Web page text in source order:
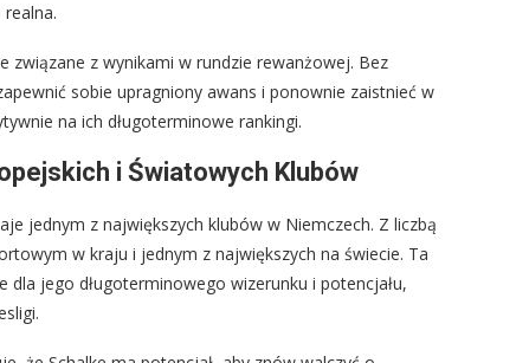
związane z wynikami w rundzie rewanżowej. Bez
sobie upragniony awans i ponownie zaistnieć w
na ich długoterminowe rankingi.
i Światowych Klubów
jednym z największych klubów w Niemczech. Z liczbą
w kraju i jednym z największych na świecie. Ta
jego długoterminowego wizerunku i potencjału,